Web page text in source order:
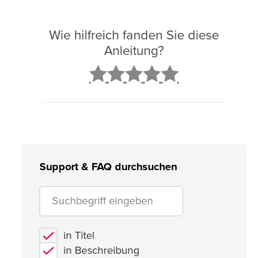
Wie hilfreich fanden Sie diese
Anleitung?
Support & FAQ durchsuchen
in Titel
in Beschreibung